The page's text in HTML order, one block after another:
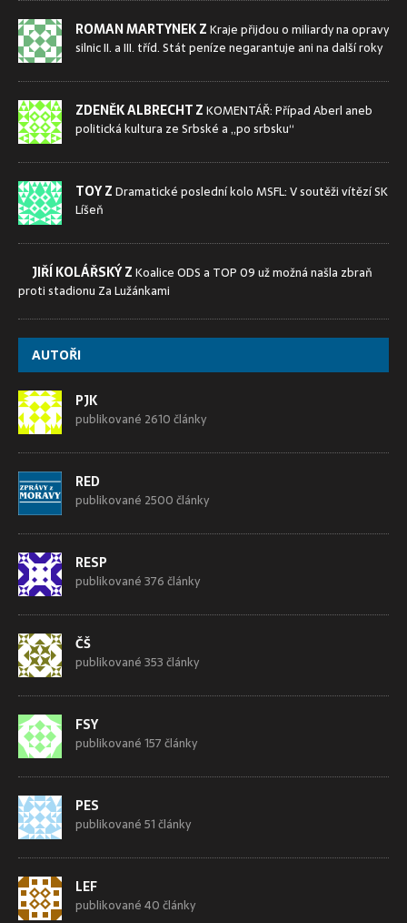
ROMAN MARTYNEK ZKraje přijdou o miliardy na opravy
silnic II. a III. tříd. Stát peníze negarantuje ani na další roky
ZDENĚK ALBRECHT ZKOMENTÁŘ: Případ Aberl aneb
politická kultura ze Srbské a „po srbsku“
TOY ZDramatické poslední kolo MSFL: V soutěži vítězí SK
Líšeň
JIŘÍ KOLÁŘSKÝ ZKoalice ODS a TOP 09 už možná našla zbraň
proti stadionu Za Lužánkami
AUTOŘI
PJK
publikované 2610 články
RED
publikované 2500 články
RESP
publikované 376 články
ČŠ
publikované 353 články
FSY
publikované 157 články
PES
publikované 51 články
LEF
publikované 40 články